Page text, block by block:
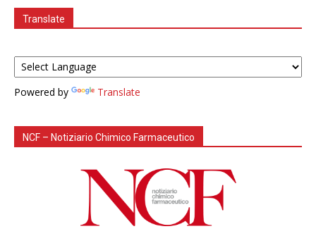
Translate
Powered by Translate
NCF – Notiziario Chimico Farmaceutico